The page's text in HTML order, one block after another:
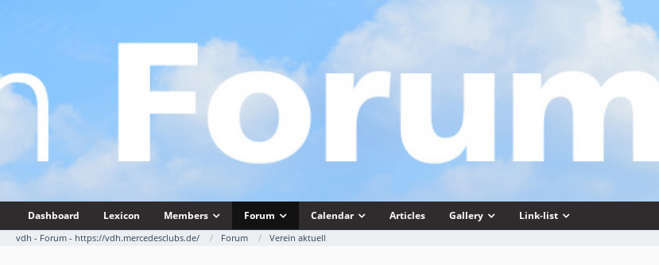
Dashboard Lexicon Members Forum Calendar Articles Gallery Link-list
vdh - Forum - https://vdh.mercedesclubs.de/ Forum Verein aktuell